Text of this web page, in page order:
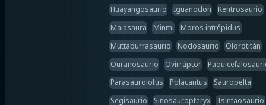
Huayangosaurio
Iguanodon
Kentrosaurio
Maiasaura
Minmi
Moros intrépidus
Muttaburrasaurio
Nodosaurio
Olorotitán
Ouranosaurio
Ovirráptor
Parasaurolofus
Polacantus
Sauropelta
Segisaurio
Sinosauropteryx
Tsintaosaurio